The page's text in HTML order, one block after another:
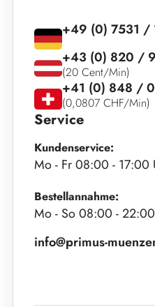
Service
Kundenservice:
Mo - Fr 08:00 - 17:00
Bestellannahme:
Mo - So 08:00 -
info@primus-
+49 (0) 7531 /
+43 (0) 820 /
(20 Cent/Min)
+41 (0) 848 /
(0,0807 CHF/Min)